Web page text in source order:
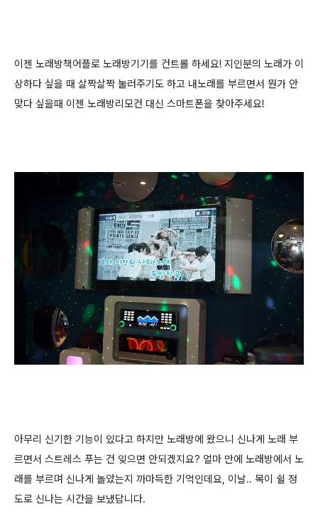
이젠 노래방책어플로 노래방기기를 컨트롤 하세요! 지인분의 노래가 이
상하다 싶을 때 살짝살짝 눌러주기도 하고 내노래를 부르면서 뭔가 안
맞다 싶을때 이젠 노래방리모컨 대신 스마트폰을 찾아주세요!
아무리 신기한 기능이 있다고 하지만 노래방에 왔으니 신나게 노래 부
르면서 스트레스 푸는 건 잊으면 안되겠지요? 얼마 만에 노래방에서 노
래를 부르며 신나게 놀았는지 까마득한 기억인데요, 이날.. 목이 쉴 정
도로 신나는 시간을 보냈답니다.